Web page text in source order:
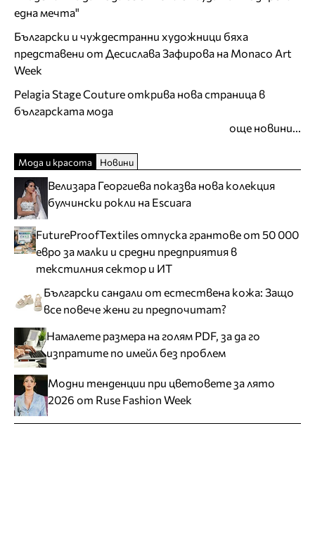
една мечта"
Български и чуждестранни художници бяха
представени от Десислава Зафирова на Monaco Art
Week
Pelagia Stage Couture открива нова страница в
българската мода
още новини...
Мода и красота Новини
Велизара Георгиева показва нова колекция
булчински рокли на Escuara
FutureProofTextiles отпуска грантове от 50 000
евро за малки и средни предприятия в
текстилния сектор и ИТ
Български сандали от естествена кожа: Защо
все повече жени ги предпочитат?
Намалете размера на голям PDF, за да го
изпратите по имейл без проблем
Модни тенденции при цветовете за лято
2026 от Ruse Fashion Week